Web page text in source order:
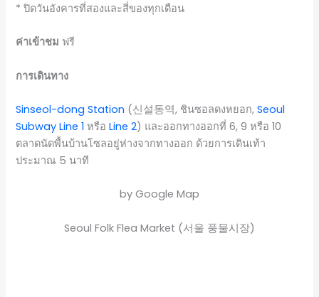
* ปิดวันอังคารที่สองและสี่ของทุกเดือน
ค่าเข้าชม ฟรี
การเดินทาง
Sinseol-dong Station (신설동역, ชินซอลดงหยอก,Seoul
Subway Line 1 หรือLine 2) และออกทางออกที่ 6, 9 หรือ 10
ตลาดนัดพื้นบ้านโซลอยู่ห่างจากทางออก ด้วยการเดินเท้า
ประมาณ 5 นาที
by Google Map
Seoul Folk Flea Market (서울 풍물시장)